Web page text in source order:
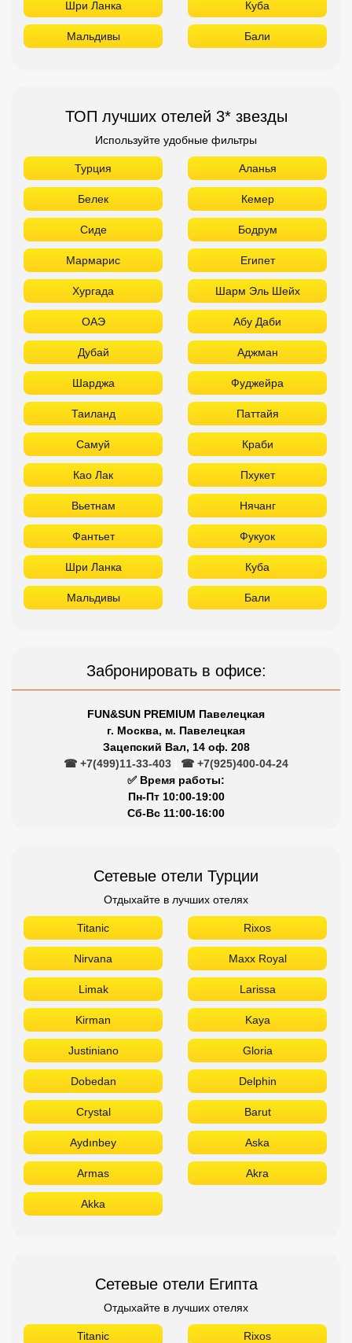
Шри Ланка Куба
Мальдивы Бали
ТОП лучших отелей 3* звезды
Используйте удобные фильтры
Турция Аланья
Белек Кемер
Сиде Бодрум
Мармарис Египет
Хургада Шарм Эль Шейх
ОАЭ Абу Даби
Дубай Аджман
Шарджа Фуджейра
Таиланд Паттайя
Самуй Краби
Као Лак Пхукет
Вьетнам Нячанг
Фантьет Фукуок
Шри Ланка Куба
Мальдивы Бали
Забронировать в офисе:
FUN&SUN PREMIUM Павелецкая
г. Москва, м. Павелецкая
Зацепский Вал, 14 оф. 208
☎ +7(499)11-33-403
☎ +7(925)400-04-24
✅ Время работы:
Пн-Пт 10:00-19:00
Сб-Вс 11:00-16:00
Сетевые отели Турции
Отдыхайте в лучших отелях
Titanic Rixos
Nirvana Maxx Royal
Limak Larissa
Kirman Kaya
Justiniano Gloria
Dobedan Delphin
Crystal Barut
Aydınbey Aska
Armas Akra
Akka
Сетевые отели Египта
Отдыхайте в лучших отелях
Titanic Rixos